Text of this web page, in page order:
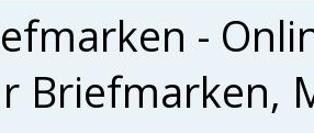
-
Briefmarken,